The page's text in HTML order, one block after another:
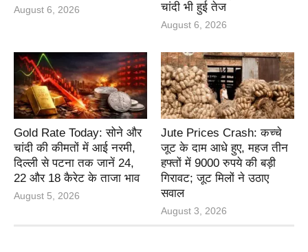
August 6, 2026
चांदी भी हुई तेज
August 6, 2026
Gold Rate Today: सोने और
चांदी की कीमतों में आई नरमी,
दिल्ली से पटना तक जानें 24,
22 और 18 कैरेट के ताजा भाव
August 5, 2026
Jute Prices Crash: कच्चे
जूट के दाम आधे हुए, महज तीन
हफ्तों में 9000 रुपये की बड़ी
गिरावट; जूट मिलों ने उठाए
सवाल
August 3, 2026